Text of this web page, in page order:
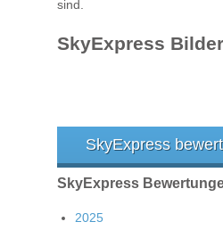
sind.
SkyExpress Bilder
SkyExpress
SkyExpress
2025